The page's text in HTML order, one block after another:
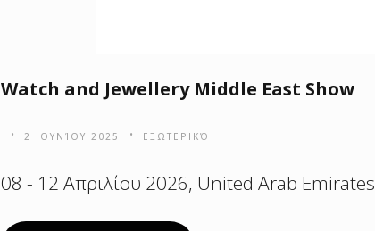
Watch and Jewellery Middle East Show
2 ΙΟΥΝΊΟΥ 2025 ΕΞΩΤΕΡΙΚΌ
08 - 12 Απριλίου 2026, United Arab Emirates